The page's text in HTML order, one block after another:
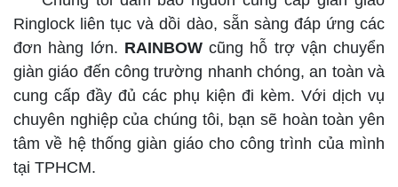
Ringlock liên tục và dồi dào, sẵn sàng đáp ứng các
đơn hàng lớn. RAINBOW cũng hỗ trợ vận chuyển
giàn giáo đến công trường nhanh chóng, an toàn và
cung cấp đầy đủ các phụ kiện đi kèm. Với dịch vụ
chuyên nghiệp của chúng tôi, bạn sẽ hoàn toàn yên
tâm về hệ thống giàn giáo cho công trình của mình
tại TPHCM.